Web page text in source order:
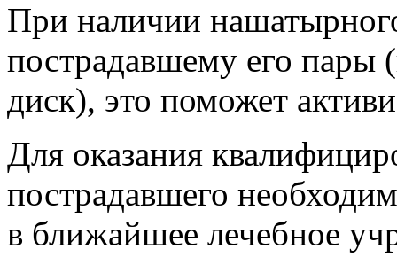
При наличии
пострадавшему его пары
диск), это поможет
Для оказания
пострадавшего
в ближайшее лечебное